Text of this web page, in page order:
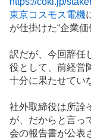
事
東京コスモス電機
が仕掛けた“企業
訳だが、今回辞任
役として、前経営
十分に果たせてい
社外取締役は所詮
が、だからと言っ
会の報告書が公表